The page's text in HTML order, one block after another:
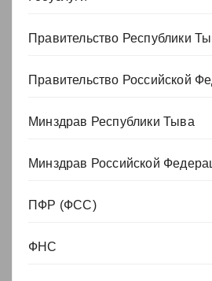
Правительство Республики
Правительство Российской
Минздрав Республики Тыва
Минздрав Российской
ПФР (ФСС)
ФНС